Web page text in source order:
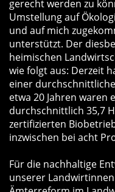
gerecht werden zu
Umstellung auf
und auf mich
unterstützt. Der
heimischen
wie folgt aus: Derzeit
einer
etwa 20 Jahren waren
durchschnittlich 35,7
zertifizierten
inzwischen bei acht
Für die nachhaltige
unserer